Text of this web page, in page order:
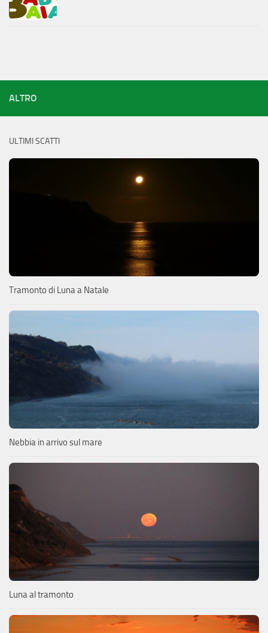
ALTRO
ULTIMI SCATTI
Tramonto di Luna a Natale
Nebbia in arrivo sul mare
Luna al tramonto